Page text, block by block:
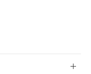
ードするこ